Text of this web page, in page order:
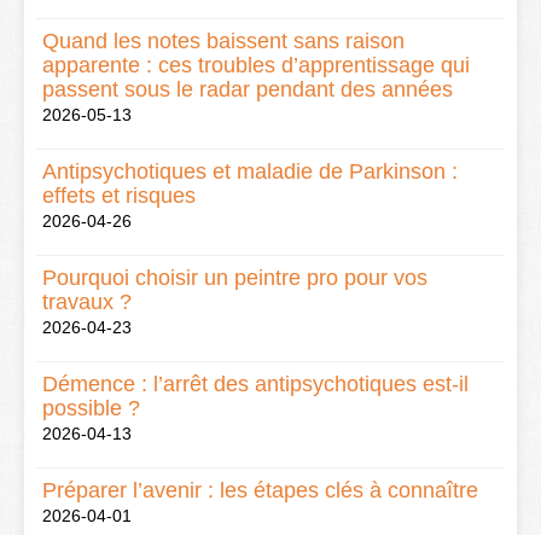
Quand les notes baissent sans raison
apparente : ces troubles d’apprentissage qui
passent sous le radar pendant des années
2026-05-13
Antipsychotiques et maladie de Parkinson :
effets et risques
2026-04-26
Pourquoi choisir un peintre pro pour vos
travaux ?
2026-04-23
Démence : l’arrêt des antipsychotiques est-il
possible ?
2026-04-13
Préparer l’avenir : les étapes clés à connaître
2026-04-01